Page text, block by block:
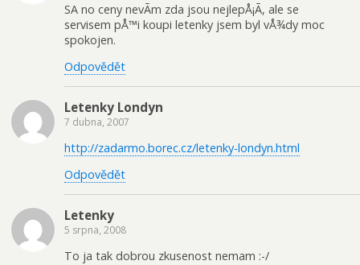
SA no ceny nevÃ­m zda jsou nejlepÅ¡Ã­, ale se
servisem pÅ™i koupi letenky jsem byl vÅ¾dy moc
spokojen.
Odpovědět
Letenky Londyn
7 dubna, 2007
http://zadarmo.borec.cz/letenky-londyn.html
Odpovědět
Letenky
5 srpna, 2008
To ja tak dobrou zkusenost nemam :-/